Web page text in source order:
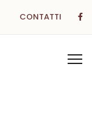
CONTATTI